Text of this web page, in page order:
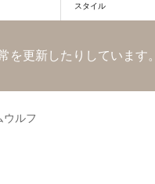
スタイル
を更新したりしています。
ウルフ